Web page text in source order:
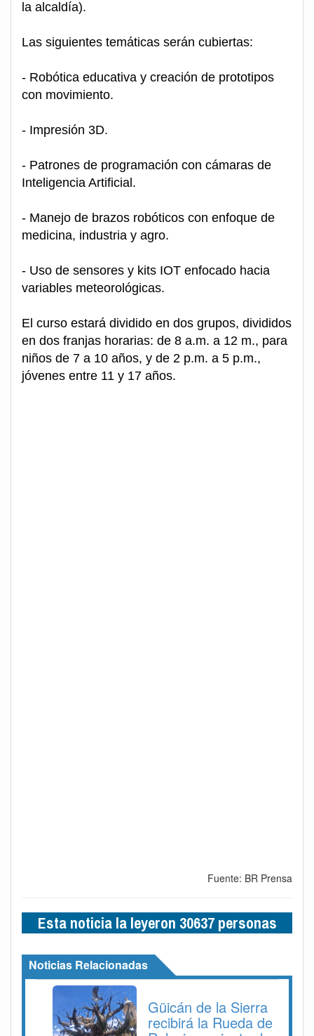
la alcaldía).
Las siguientes temáticas serán cubiertas:
- Robótica educativa y creación de prototipos
con movimiento.
- Impresión 3D.
- Patrones de programación con cámaras de
Inteligencia Artificial.
- Manejo de brazos robóticos con enfoque de
medicina, industria y agro.
- Uso de sensores y kits IOT enfocado hacia
variables meteorológicas.
El curso estará dividido en dos grupos, divididos
en dos franjas horarias: de 8 a.m. a 12 m., para
niños de 7 a 10 años, y de 2 p.m. a 5 p.m.,
jóvenes entre 11 y 17 años.
Fuente: BR Prensa
Esta noticia la leyeron 30637 personas
Noticias Relacionadas
Güicán de la Sierra
recibirá la Rueda de